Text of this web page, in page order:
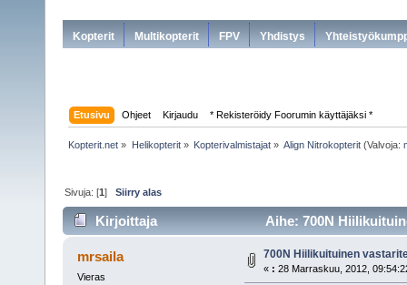
Kopterit Multikopterit FPV Yhdistys
Etusivu Ohjeet Kirjaudu * Rekisteröidy Foorumin käyttäjäksi *
Kopterit.net » Helikopterit» Kopterivalmistajat» Align Nitrokopterit (Valvoja:
Sivuja: [1]Siirry alas
Kirjoittaja Aihe: 700N
mrsaila
Vieras
700N Hiilikuituinen
« : 28 Marraskuu, 2012,